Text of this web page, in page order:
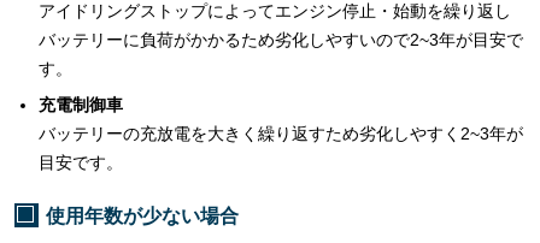
アイドリングストップによってエンジン停止・始動を繰り返し
バッテリーに負荷がかかるため劣化しやすいので2~3年が目安で
す。
充電制御車
バッテリーの充放電を大きく繰り返すため劣化しやすく2~3年が
目安です。
使用年数が少ない場合